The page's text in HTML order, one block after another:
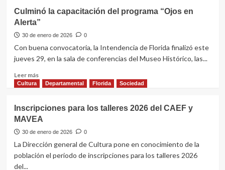
en
San
de
años
a
balazos
Culminó la capacitación del programa “Ojos en
Alerta”
30 de enero de 2026 0
Con buena convocatoria, la Intendencia de Florida finalizó este
jueves 29, en la sala de conferencias del Museo Histórico, las...
Leer másLeer
más
la
capacitación
del
programa
“Ojos
en
Cultura Departamental Florida Sociedad
Inscripciones para los talleres 2026 del CAEF y
MAVEA
30 de enero de 2026 0
La Dirección general de Cultura pone en conocimiento de la
población el periodo de inscripciones para los talleres 2026
del...